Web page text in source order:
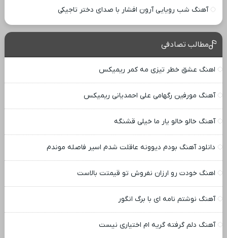
آهنگ شب رویایی آرون افشار با صدای دختر تاجیکی
مطالب تصادفی
اهنگ عشق خطر تیزی مه کمر ریمیکس
آهنگ مورفین رگهامی علی احمدیانی ریمیکس
آهنگ خالو خالو یار ما خیلی قشنگه
دانلود آهنگ بودم دیوونه عاقلت شدم اسیر فاصله موندم
اهنگ خودت رو ارزان نفروش تو قیمتت بالاست
آهنگ نوشتم نامه ای با برگ انگور
آهنگ دلم گرفته گریه ام اختیاری نیست